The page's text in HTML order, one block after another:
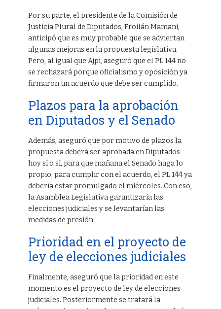
Por su parte, el presidente de la Comisión de
Justicia Plural de Diputados, Froilán Mamani,
anticipó que es muy probable que se adviertan
algunas mejoras en la propuesta legislativa.
Pero, al igual que Ajpi, aseguró que el PL 144 no
se rechazará porque oficialismo y oposición ya
firmaron un acuerdo que debe ser cumplido.
Plazos para la aprobación
en Diputados y el Senado
Además, aseguró que por motivo de plazos la
propuesta deberá ser aprobada en Diputados
hoy sí o sí, para que mañana el Senado haga lo
propio; para cumplir con el acuerdo, el PL 144 ya
debería estar promulgado el miércoles. Con eso,
la Asamblea Legislativa garantizaría las
elecciones judiciales y se levantarían las
medidas de presión.
Prioridad en el proyecto de
ley de elecciones judiciales
Finalmente, aseguró que la prioridad en este
momento es el proyecto de ley de elecciones
judiciales. Posteriormente se tratará la